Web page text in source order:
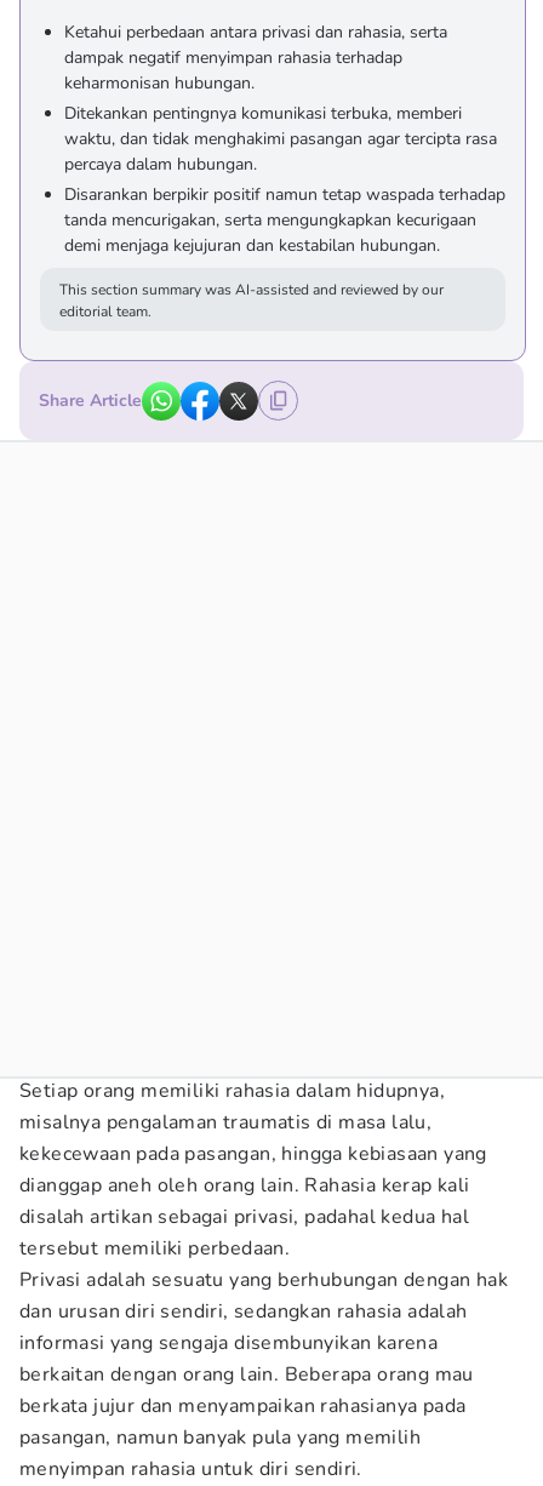
Ketahui perbedaan antara privasi dan rahasia, serta
dampak negatif menyimpan rahasia terhadap
keharmonisan hubungan.
Ditekankan pentingnya komunikasi terbuka, memberi
waktu, dan tidak menghakimi pasangan agar tercipta rasa
percaya dalam hubungan.
Disarankan berpikir positif namun tetap waspada terhadap
tanda mencurigakan, serta mengungkapkan kecurigaan
demi menjaga kejujuran dan kestabilan hubungan.
This section summary was AI-assisted and reviewed by our
editorial team.
Share Article
Setiap orang memiliki rahasia dalam hidupnya,
misalnya pengalaman traumatis di masa lalu,
kekecewaan pada pasangan, hingga kebiasaan yang
dianggap aneh oleh orang lain. Rahasia kerap kali
disalah artikan sebagai privasi, padahal kedua hal
tersebut memiliki perbedaan.
Privasi adalah sesuatu yang berhubungan dengan hak
dan urusan diri sendiri, sedangkan rahasia adalah
informasi yang sengaja disembunyikan karena
berkaitan dengan orang lain. Beberapa orang mau
berkata jujur dan menyampaikan rahasianya pada
pasangan, namun banyak pula yang memilih
menyimpan rahasia untuk diri sendiri.